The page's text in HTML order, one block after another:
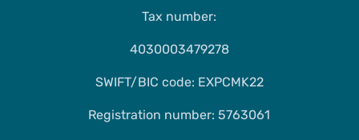
Tax number:
4030003479278
SWIFT/BIC code: EXPCMK22
Registration number: 5763061